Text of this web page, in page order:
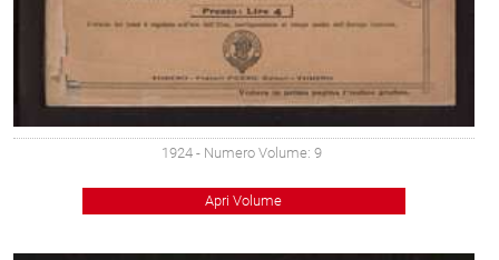
1924 - Numero Volume: 9
Apri Volume